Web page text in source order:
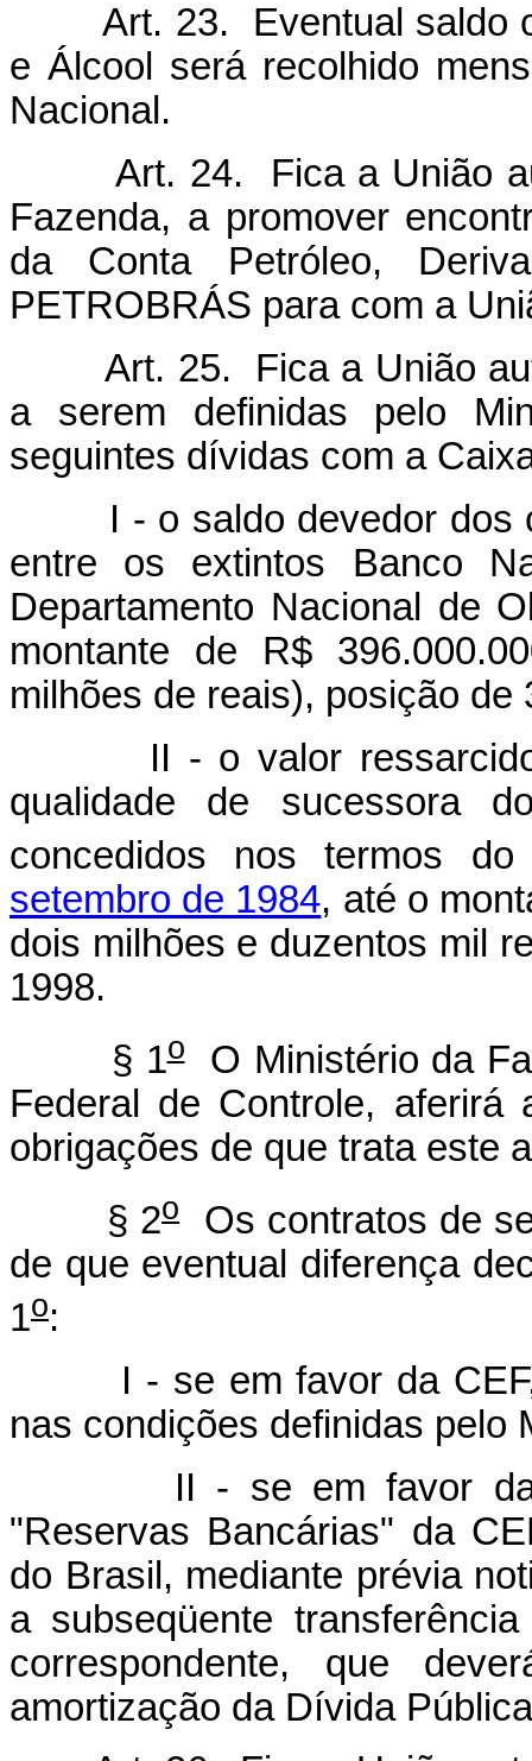
Art. 23. Eventual saldo
e Álcool será recolhido
Nacional.
Art. 24. Fica a União
Fazenda, a promover
da Conta Petróleo,
PETROBRÁS para com a
Art. 25. Fica a União
a serem definidas pelo
seguintes dívidas com a
I - o saldo devedor dos
entre os extintos Banco
Departamento Nacional de
montante de R$
milhões de reais), posição de
II - o valor ressarcido,
qualidade de sucessora
concedidos nos termos
setembro de 1984, até o
dois milhões e duzentos mil
1998.
§ 1oO Ministério da
Federal de Controle,
obrigações de que trata este
§ 2oOs contratos de
de que eventual diferença
1o:
I - se em favor da CEF,
nas condições definidas pelo
II - se em favor da
"Reservas Bancárias" da
do Brasil, mediante prévia
a subseqüente
correspondente, que
amortização da Dívida